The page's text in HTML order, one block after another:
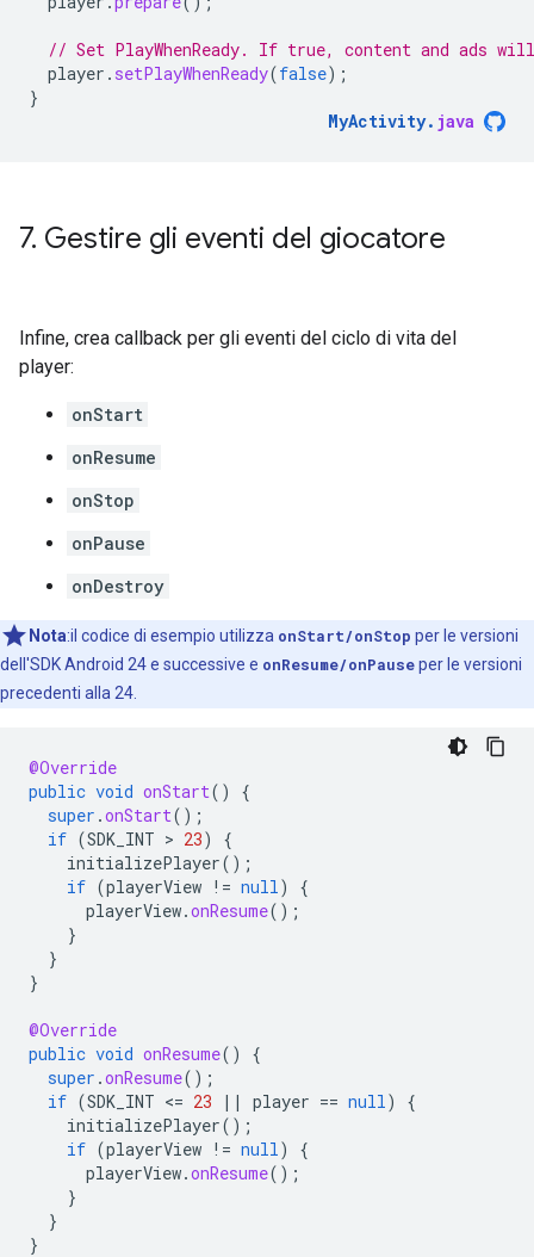
// Set PlayWhenReady. If true, content and ads
player . setPlayWhenReady(false);
}
MyActivity. java
7. Gestire gli eventi del giocatore
Infine, crea callback per gli eventi del ciclo di vita del
player:
onStart
onResume
onStop
onPause
onDestroy
Nota:il codice di esempio utilizza onStart/onStop per le versioni
dell'SDK Android 24 e successive e onResume/onPauseper le versioni
precedenti alla 24.
@Override
public void onStart()
{
super .onStart();
if (SDK_INT > 23)
{
initializePlayer();
if (playerView != null)
{
playerView.onResume();
}
}
}
@Override
public void onResume()
{
super .onResume();
if (SDK_INT <= 23 || player == null)
{
initializePlayer();
if (playerView != null)
{
playerView.onResume();
}
}
}